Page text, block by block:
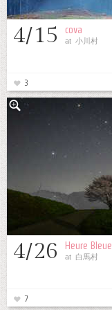
4/15 cova
at 小川村
3
4/26 Heure Bleue
at 白馬村
7